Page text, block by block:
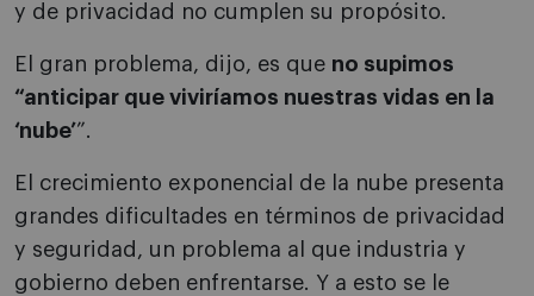
y de privacidad no cumplen su propósito.
El gran problema, dijo, es que no supimos
“anticipar que viviríamos nuestras vidas en la
‘nube’”.
El crecimiento exponencial de la nube presenta
grandes dificultades en términos de privacidad
y seguridad, un problema al que industria y
gobierno deben enfrentarse. Y a esto se le